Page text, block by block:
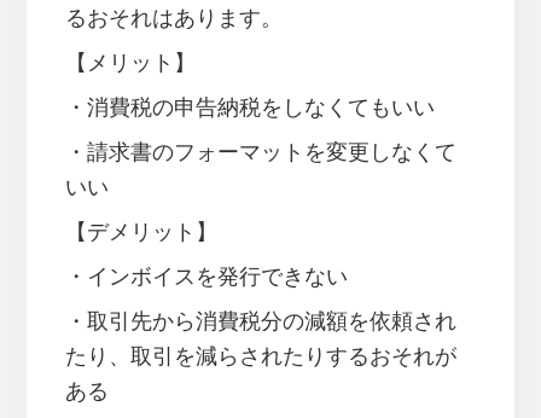
るおそれはあります。
【メリット】
・消費税の申告納税をしなくてもいい
・請求書のフォーマットを変更しなくて
いい
【デメリット】
・インボイスを発行できない
・取引先から消費税分の減額を依頼され
たり、取引を減らされたりするおそれが
ある